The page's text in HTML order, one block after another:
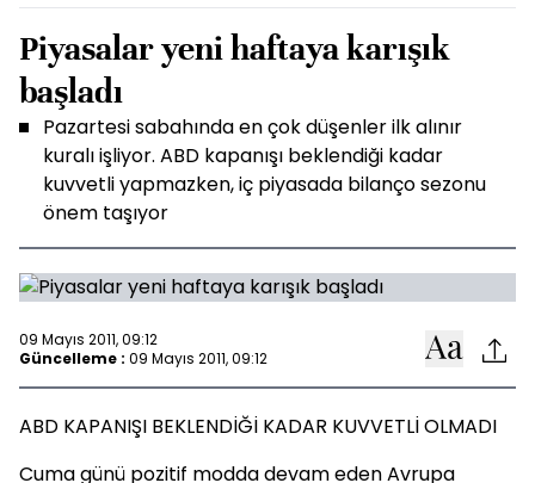
Piyasalar yeni haftaya karışık
başladı
Pazartesi sabahında en çok düşenler ilk alınır
kuralı işliyor. ABD kapanışı beklendiği kadar
kuvvetli yapmazken, iç piyasada bilanço sezonu
önem taşıyor
09 Mayıs 2011, 09:12
Güncelleme : 09 Mayıs 2011, 09:12
ABD KAPANIŞI BEKLENDİĞİ KADAR KUVVETLİ OLMADI
Cuma günü pozitif modda devam eden Avrupa